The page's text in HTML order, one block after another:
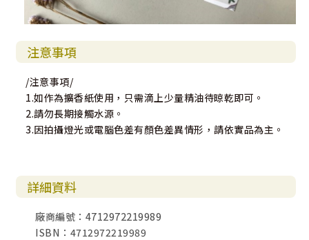
注意事項
/注意事項/
1.如作為擴香紙使用，只需滴上少量精油待晾乾即可。
2.請勿長期接觸水源。
3.因拍攝燈光或電腦色差有顏色差異情形，請依實品為主。
詳細資料
廠商編號：4712972219989
ISBN：4712972219989